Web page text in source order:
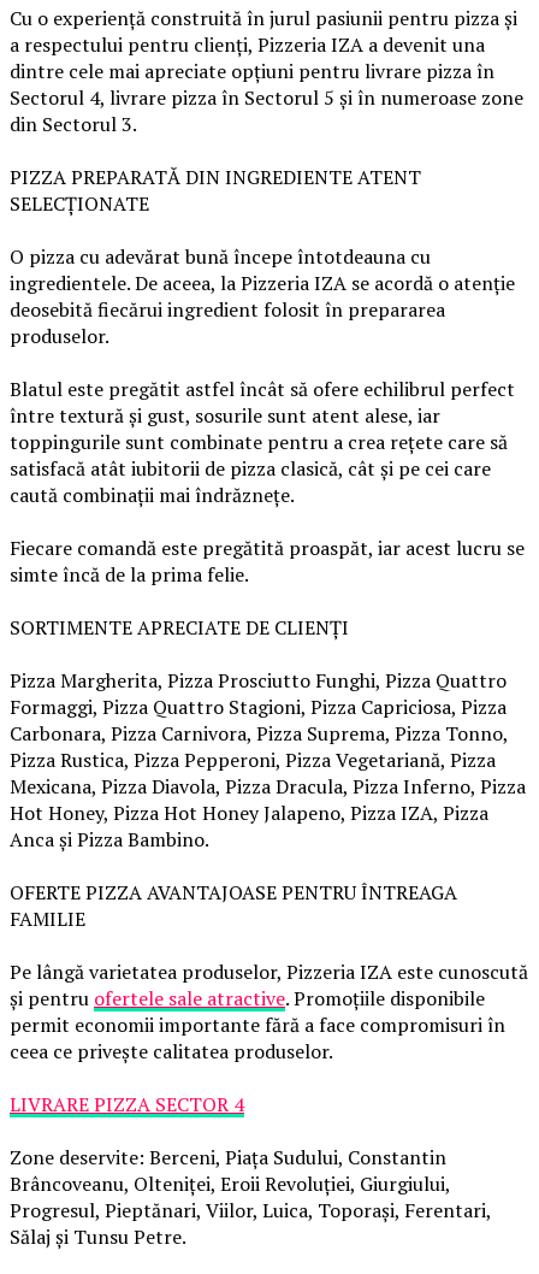
Cu o experiență construită în jurul pasiunii pentru pizza și
a respectului pentru clienți, Pizzeria IZA a devenit una
dintre cele mai apreciate opțiuni pentru livrare pizza în
Sectorul 4, livrare pizza în Sectorul 5 și în numeroase zone
din Sectorul 3.
PIZZA PREPARATĂ DIN INGREDIENTE ATENT
SELECȚIONATE
O pizza cu adevărat bună începe întotdeauna cu
ingredientele. De aceea, la Pizzeria IZA se acordă o atenție
deosebită fiecărui ingredient folosit în prepararea
produselor.
Blatul este pregătit astfel încât să ofere echilibrul perfect
între textură și gust, sosurile sunt atent alese, iar
toppingurile sunt combinate pentru a crea rețete care să
satisfacă atât iubitorii de pizza clasică, cât și pe cei care
caută combinații mai îndrăznețe.
Fiecare comandă este pregătită proaspăt, iar acest lucru se
simte încă de la prima felie.
SORTIMENTE APRECIATE DE CLIENȚI
Pizza Margherita, Pizza Prosciutto Funghi, Pizza Quattro
Formaggi, Pizza Quattro Stagioni, Pizza Capriciosa, Pizza
Carbonara, Pizza Carnivora, Pizza Suprema, Pizza Tonno,
Pizza Rustica, Pizza Pepperoni, Pizza Vegetariană, Pizza
Mexicana, Pizza Diavola, Pizza Dracula, Pizza Inferno, Pizza
Hot Honey, Pizza Hot Honey Jalapeno, Pizza IZA, Pizza
Anca și Pizza Bambino.
OFERTE PIZZA AVANTAJOASE PENTRU ÎNTREAGA
FAMILIE
Pe lângă varietatea produselor, Pizzeria IZA este cunoscută
și pentru ofertele sale atractive. Promoțiile disponibile
permit economii importante fără a face compromisuri în
ceea ce privește calitatea produselor.
LIVRARE PIZZA SECTOR 4
Zone deservite: Berceni, Piața Sudului, Constantin
Brâncoveanu, Olteniței, Eroii Revoluției, Giurgiului,
Progresul, Pieptănari, Viilor, Luica, Toporași, Ferentari,
Sălaj și Tunsu Petre.